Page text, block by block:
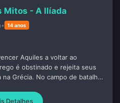
Mitos - A Ilíada
• 14 anos
Aquiles a voltar ao
é obstinado e rejeita seus
Grécia. No campo de batalha,
Detalhes